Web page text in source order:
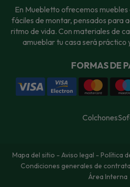
En Muebletto ofrecemos
fáciles de montar, pensados para
ritmo de vida. Con materiales de
amueblar tu casa será práctico
FORMAS DE
Colchones
Mapa del sitio - Aviso legal - Política
Condiciones generales de
Área Interna